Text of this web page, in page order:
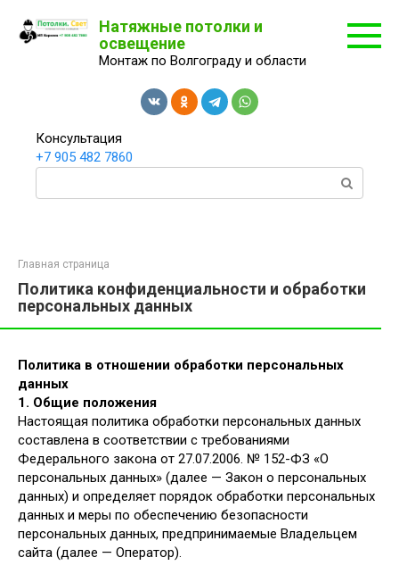
контенту
Натяжные потолки и
освещение
Монтаж по Волгограду и области
Консультация
+7 905 482 7860
Поиск:
Главная страница
Политика конфиденциальности и обработки
персональных данных
Политика в отношении обработки персональных
данных
1. Общие положения
Настоящая политика обработки персональных данных
составлена в соответствии с требованиями
Федерального закона от 27.07.2006. № 152-ФЗ «О
персональных данных» (далее — Закон о персональных
данных) и определяет порядок обработки персональных
данных и меры по обеспечению безопасности
персональных данных, предпринимаемые Владельцем
сайта (далее — Оператор).